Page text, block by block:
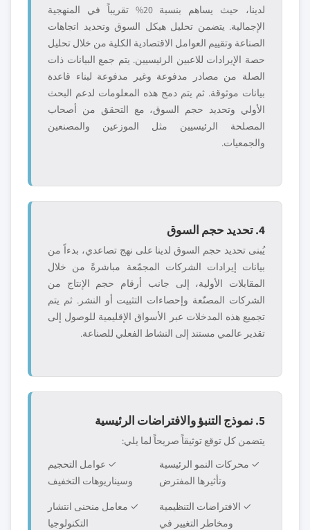
لدينا، حيث يساهم بنسبة 20% تقريباً في المنهجية
الإجمالية. يتضمن تحليل هيكل السوق وتحديد اتجاهات
الصناعة وتقييم العوامل الاقتصادية الكلية من خلال تحليل
حصة الإيرادات للاعبين الرئيسيين. يتم جمع البيانات ذات
الصلة من مصادر مدفوعة وغير مدفوعة لبناء قاعدة
بيانات موثوقة. ثم يتم دمج هذه المعلومات لدعم البحث
الأولي وتحديد حجم السوق، مع التحقق من أصحاب
المصلحة الرئيسيين مثل الموزعين والمصنعين
والجمعيات.
4. تحديد حجم السوق
يُبنى تحديد حجم السوق لدينا على نهج تصاعدي، بدءاً من
بيانات إيرادات الشركات المجمّعة مباشرةً من خلال
المقابلات الأولية، إلى جانب أرقام حجم الإنتاج من
الشركات المصنّعة وإحصاءات التثبيت أو النشر. ثم يتم
تجميع هذه المدخلات عبر الأسواق الإقليمية للوصول إلى
تقدير عالمي مستند إلى النشاط الفعلي للصناعة.
5. نموذج التنبؤ والافتراضات الرئيسية
يتضمن كل توقع توثيقاً صريحاً لما يلي:
✓ محركات النمو الرئيسية
وتأثيرها المفترض
✓ عوامل التحجيم
وسيناريوهات التخفيف
✓ الافتراضات التنظيمية
ومخاطر التغيير في
✓ معامل منحنى انتشار
التكنولوجيا